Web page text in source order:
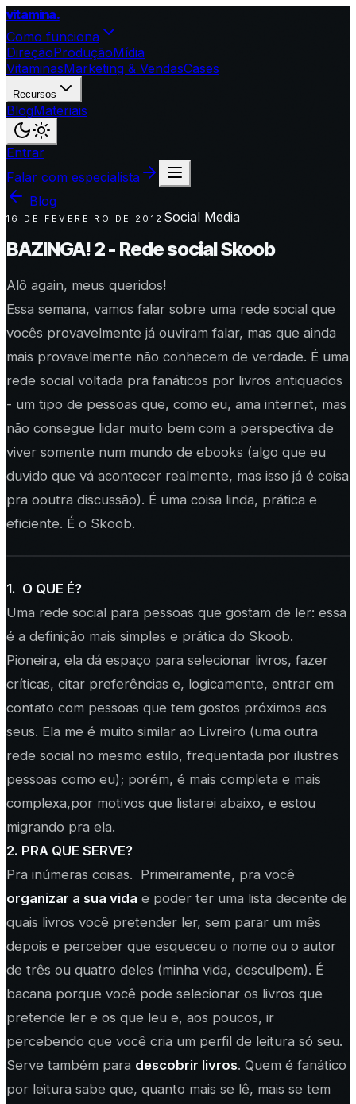
vitamina.
Como funciona
DireçãoProduçãoMídia
VitaminasMarketing & VendasCases
Recursos
BlogMateriais
Entrar
Falar com especialista
Blog
16 DE FEVEREIRO DE 2012 Social Media
BAZINGA! 2 - Rede social Skoob
Alô again, meus queridos!
Essa semana, vamos falar sobre uma rede social que
vocês provavelmente já ouviram falar, mas que ainda
mais provavelmente não conhecem de verdade. É uma
rede social voltada pra fanáticos por livros antiquados
- um tipo de pessoas que, como eu, ama internet, mas
não consegue lidar muito bem com a perspectiva de
viver somente num mundo de ebooks (algo que eu
duvido que vá acontecer realmente, mas isso já é coisa
pra ooutra discussão). É uma coisa linda, prática e
eficiente. É o Skoob.
1. O QUE É?
Uma rede social para pessoas que gostam de ler: essa
é a definição mais simples e prática do Skoob.
Pioneira, ela dá espaço para selecionar livros, fazer
críticas, citar preferências e, logicamente, entrar em
contato com pessoas que tem gostos próximos aos
seus. Ela me é muito similar ao Livreiro (uma outra
rede social no mesmo estilo, freqüentada por ilustres
pessoas como eu); porém, é mais completa e mais
complexa,por motivos que listarei abaixo, e estou
migrando pra ela.
2. PRA QUE SERVE?
Pra inúmeras coisas. Primeiramente, pra você
organizar a sua vida e poder ter uma lista decente de
quais livros você pretender ler, sem parar um mês
depois e perceber que esqueceu o nome ou o autor
de três ou quatro deles (minha vida, desculpem). É
bacana porque você pode selecionar os livros que
pretende ler e os que leu e, aos poucos, ir
percebendo que você cria um perfil de leitura só seu.
Serve também para descobrir livros. Quem é fanático
por leitura sabe que, quanto mais se lê, mais se tem